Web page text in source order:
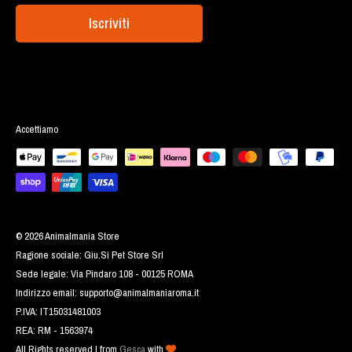
Iscriviti
Accettiamo
© 2026 Animalmania Store
Ragione sociale: Giu.Si Pet Store Srl
Sede legale: Via Pindaro 108 - 00125 ROMA
Indirizzo email: supporto@animalmaniaroma.it
P.IVA: IT15031481003
REA: RM - 1563974
All Rights reserved | from Gesca with